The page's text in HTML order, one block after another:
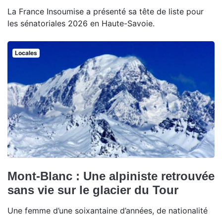
La France Insoumise a présenté sa tête de liste pour
les sénatoriales 2026 en Haute-Savoie.
Locales
Mont-Blanc : Une alpiniste retrouvée
sans vie sur le glacier du Tour
Une femme d’une soixantaine d’années, de nationalité